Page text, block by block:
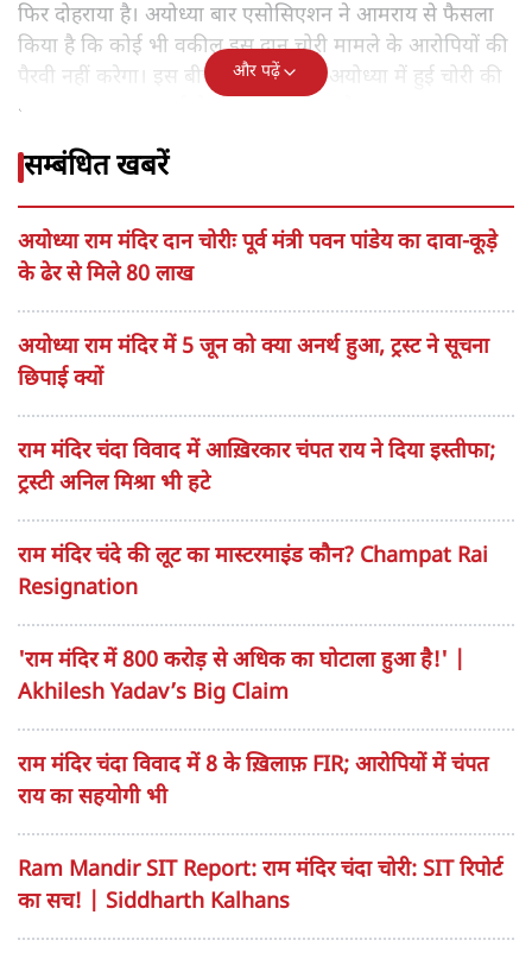
फिर दोहराया है। अयोध्या बार एसोसिएशन ने आमराय से फैसला
किया है कि कोई भी वकील इस दान चोरी मामले के आरोपियों की
पैरवी नहीं करेगा। इस बीच सुप्रीम कोर्ट ने अयोध्या में हुई चोरी की
घटना पर जल्द सुनवाई से इनकार कर दिया है।
और पढ़ें
सम्बंधित खबरें
अयोध्या राम मंदिर दान चोरीः पूर्व मंत्री पवन पांडेय का दावा-कूड़े
के ढेर से मिले 80 लाख
अयोध्या राम मंदिर में 5 जून को क्या अनर्थ हुआ, ट्रस्ट ने सूचना
छिपाई क्यों
राम मंदिर चंदा विवाद में आख़िरकार चंपत राय ने दिया इस्तीफा;
ट्रस्टी अनिल मिश्रा भी हटे
राम मंदिर चंदे की लूट का मास्टरमाइंड कौन? Champat Rai
Resignation
'राम मंदिर में 800 करोड़ से अधिक का घोटाला हुआ है!' |
Akhilesh Yadav’s Big Claim
राम मंदिर चंदा विवाद में 8 के ख़िलाफ़ FIR; आरोपियों में चंपत
राय का सहयोगी भी
Ram Mandir SIT Report: राम मंदिर चंदा चोरी: SIT रिपोर्ट
का सच! | Siddharth Kalhans